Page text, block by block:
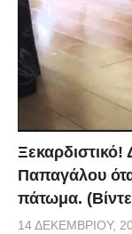
Ξεκαρδιστικό!
Παπαγάλου
πάτωμα.
14 ΔΕΚΕΜΒΡΊΟΥ,